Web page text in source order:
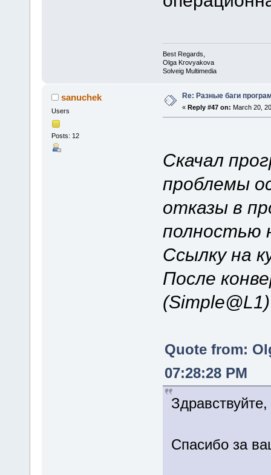
Best Regards,
Olga Krovyakova
Solveig Multimedia
sanuchek
Users
Posts: 12
Re: Разные баги
« Reply #47 on: March 20,
Скачал
проблемы
отказы в
полностью
Ссылку на
После
Quote from:
07:28:28 PM
Спасибо за